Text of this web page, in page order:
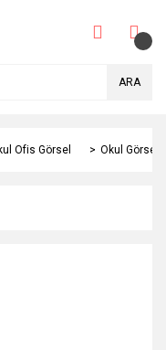
ARA
Ofis Görsel Okul